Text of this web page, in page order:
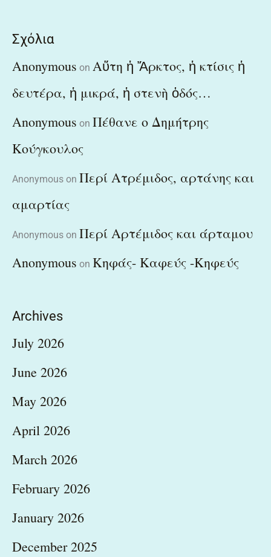
Σχόλια
Anonymous on Αὕτη ἡ Ἄρκτος, ἡ κτίσις ἡ
δευτέρα, ἡ μικρά, ἡ στενὴ ὁδός…
Anonymous on Πέθανε ο Δημήτρης
Κούγκουλος
Anonymous on Περί Ατρέμιδος, αρτάνης και
αμαρτίας
Anonymous on Περί Αρτέμιδος και άρταμου
Anonymous on Κηφάς- Καφεύς -Κηφεύς
Archives
July 2026
June 2026
May 2026
April 2026
March 2026
February 2026
January 2026
December 2025